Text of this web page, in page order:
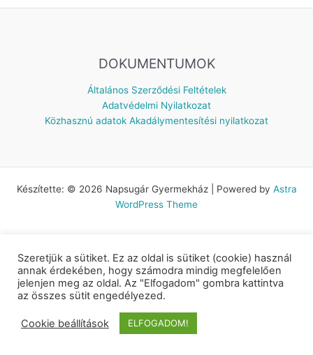
DOKUMENTUMOK
Általános Szerződési Feltételek
Adatvédelmi Nyilatkozat
Közhasznú adatok Akadálymentesítési nyilatkozat
Készítette: © 2026 Napsugár Gyermekház | Powered by Astra
WordPress Theme
Szeretjük a sütiket. Ez az oldal is sütiket (cookie) használ
annak érdekében, hogy számodra mindig megfelelően
jelenjen meg az oldal. Az "Elfogadom" gombra kattintva
az összes sütit engedélyezed.
Cookie beállítások ELFOGADOM!